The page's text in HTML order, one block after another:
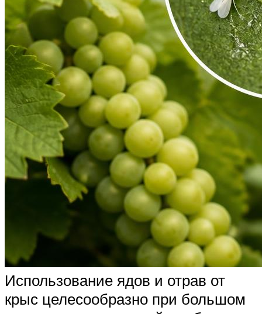
Использование ядов и отрав от
крыс целесообразно при большом